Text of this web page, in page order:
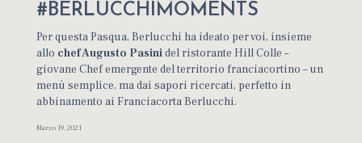
#BERLUCCHIMOMENTS
Per questa Pasqua, Berlucchi ha ideato per voi, insieme
allo chef Augusto Pasinidel ristorante Hill Colle –
giovane Chef emergente del territorio franciacortino – un
menù semplice, ma dai sapori ricercati, perfetto in
abbinamento ai Franciacorta Berlucchi.
Marzo 19, 2021